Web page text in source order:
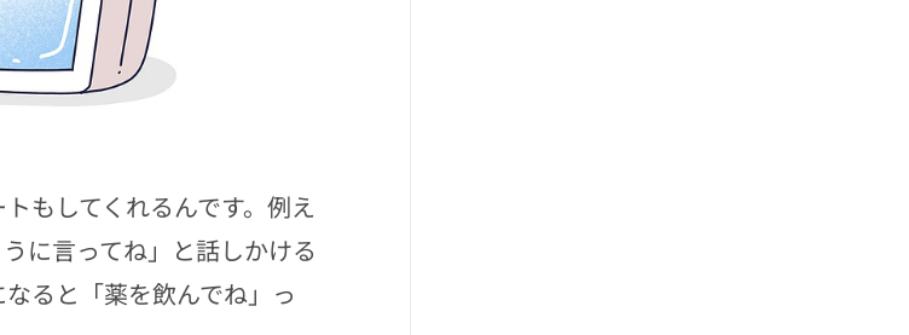
もしてくれるんです。例え
に言ってね」と話しかける
ると「薬を飲んでね」っ